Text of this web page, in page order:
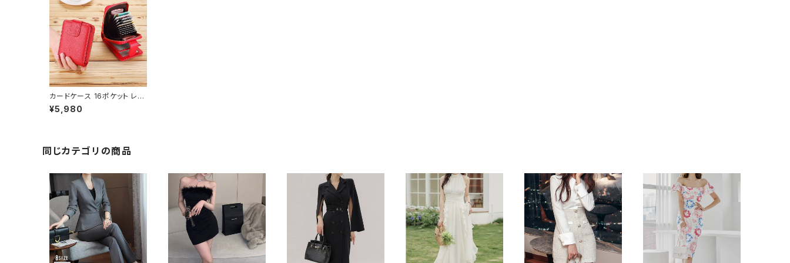
カードケース 16ポケット レデ
ィース 春夏 秋冬 春 夏 秋 冬
黒 メンズ カード収納 大容量
コンパクト クレジットカード
ピンク オレンジ レッド ブラッ
ド カード入れ 札入れ カジュ
アル デイリー お出かけ K-B0
103
¥5,980
同じカテゴリの商品